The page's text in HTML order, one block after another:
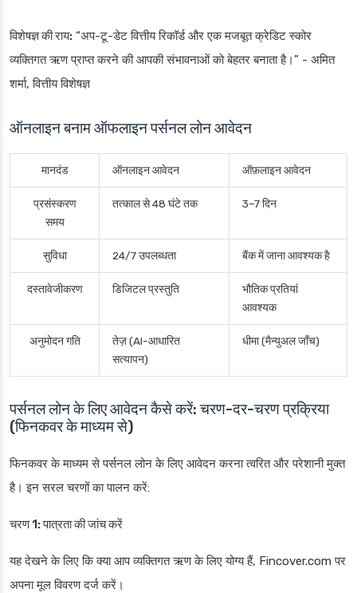
विशेषज्ञ की राय: “अप-टू-डेट वित्तीय रिकॉर्ड और एक मजबूत क्रेडिट स्कोर
व्यक्तिगत ऋण प्राप्त करने की आपकी संभावनाओं को बेहतर बनाता है।” - अमित
शर्मा, वित्तीय विशेषज्ञ
ऑनलाइन बनाम ऑफलाइन पर्सनल लोन आवेदन
मानदंड ऑनलाइन आवेदन ऑफ़लाइन आवेदन
प्रसंस्करण
समय
तत्काल से 48 घंटे तक 3–7 दिन
सुविधा 24/7 उपलब्धता बैंक में जाना आवश्यक है
दस्तावेजीकरण डिजिटल प्रस्तुति
भौतिक प्रतियां
आवश्यक
अनुमोदन गति
तेज़ (AI-आधारित
सत्यापन)
धीमा (मैन्युअल जाँच)
पर्सनल लोन के लिए आवेदन कैसे करें: चरण-दर-चरण प्रक्रिया
(फिनकवर के माध्यम से)
फिनकवर के माध्यम से पर्सनल लोन के लिए आवेदन करना त्वरित और परेशानी मुक्त
है। इन सरल चरणों का पालन करें:
चरण 1: पात्रता की जांच करें
यह देखने के लिए कि क्या आप व्यक्तिगत ऋण के लिए योग्य हैं, Fincover.com पर
अपना मूल विवरण दर्ज करें।